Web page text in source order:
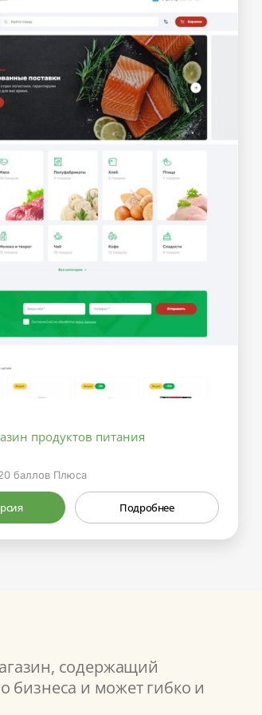
продуктов питания
баллов Плюса
Подробнее
содержащий
бизнеса и может гибко и